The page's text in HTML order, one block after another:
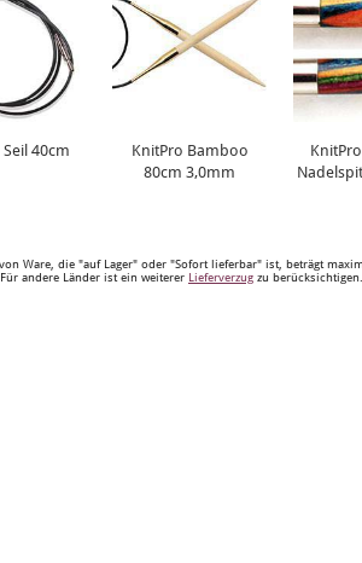
40cm
KnitPro Bamboo
80cm 3,0mm
Ware, die "auf Lager" oder "Sofort lieferbar" ist, beträgt
andere Länder ist ein weiterer Lieferverzug zu berücksichtigen.